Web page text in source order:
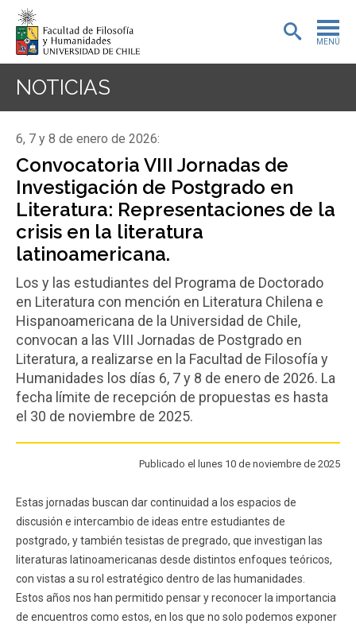
MENÚ
POSTGRADO
INVESTIGACIÓN
EXTENSIÓN
BIBLIOTECA
DEPARTAMENTOS
FACULTAD
Estudiantes
Académicos
Funcionarios
Egresados
NOTICIAS
6, 7 y 8 de enero de 2026:
Convocatoria VIII Jornadas de
Investigación de Postgrado en
Literatura: Representaciones de la
crisis en la literatura
latinoamericana.
Los y las estudiantes del Programa de Doctorado
en Literatura con mención en Literatura Chilena e
Hispanoamericana de la Universidad de Chile,
convocan a las VIII Jornadas de Postgrado en
Literatura, a realizarse en la Facultad de Filosofía y
Humanidades los días 6, 7 y 8 de enero de 2026. La
fecha límite de recepción de propuestas es hasta
el 30 de noviembre de 2025.
Publicado el lunes 10 de noviembre de 2025
Estas jornadas buscan dar continuidad a los espacios de
discusión e intercambio de ideas entre estudiantes de
postgrado, y también tesistas de pregrado, que investigan las
literaturas latinoamericanas desde distintos enfoques teóricos,
con vistas a su rol estratégico dentro de las humanidades.
Estos años nos han permitido pensar y reconocer la importancia
de encuentros como estos, en los que no solo podemos exponer